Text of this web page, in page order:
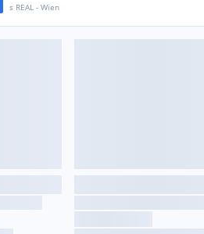
s REAL - Wien